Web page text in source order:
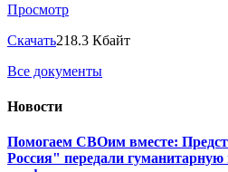
Просмотр
Скачать218.3 Кбайт
Все документы
Новости
Помогаем СВОим вместе:
Россия" передали